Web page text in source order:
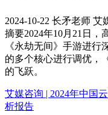
2024-10-22 长矛老师 艾
摘要2024年10月21日
《永劫无间》手游进行
的多个核心进行调优，
的飞跃。
艾媒咨询 | 2024年中国
析报告